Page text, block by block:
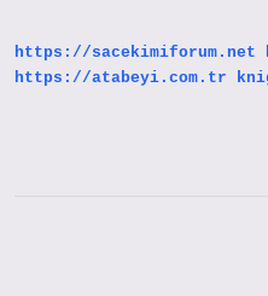
https://sacekimiforum.net
https://atabeyi.com.tr